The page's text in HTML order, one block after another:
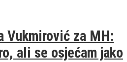
Vukmirović za MH:
ali se osjećam jako